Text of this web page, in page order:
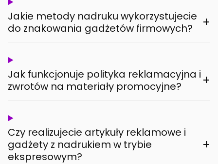
Jakie metody nadruku wykorzystujecie
do znakowania gadżetów firmowych?
+
Jak funkcjonuje polityka reklamacyjna i
zwrotów na materiały promocyjne?
+
Czy realizujecie artykuły reklamowe i
gadżety z nadrukiem w trybie
ekspresowym?
+